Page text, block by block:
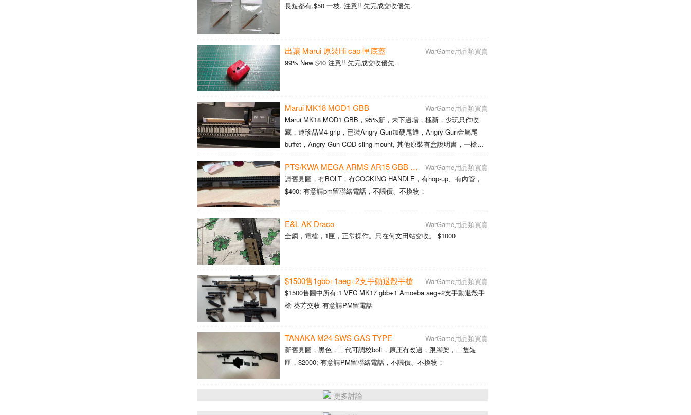
長短都有,$50 一枝. 注意!! 先完成交收優先.
WarGame用品類買賣
出讓 Marui 原裝Hi cap 匣底蓋
99% New $40 注意!! 先完成交收優先.
WarGame用品類買賣
Marui MK18 MOD1 GBB
Marui MK18 MOD1 GBB，95%新，未下過場，極新，少玩只作收
藏，連珍品M4 grip，已裝Angry Gun加硬尾通，Angry Gun金屬尾
buffet，Angry Gun CQD sling mount, 其他原裝有盒說明書，一槍一
匣冇漏氣，匣氣咀已裝 O-ring, 性能良好 售$3200 有意請PM留電話
WarGame用品類買賣
PTS/KWA MEGA ARMS AR15 GBB 10.5" 上身
請舊見圖，冇BOLT，冇COCKING HANDLE，有hop-up、有內管，
$400; 有意請pm留聯絡電話，不議價、不換物；
WarGame用品類買賣
E&L AK Draco
全鋼，電槍，1匣，正常操作。只在何文田站交收。 $1000
WarGame用品類買賣
$1500售1gbb+1aeg+2支手動退殼手槍
$1500售圖中所有:1 VFC MK17 gbb+1 Amoeba aeg+2支手動退殼手
槍 葵芳交收 有意請PM留電話
WarGame用品類買賣
TANAKA M24 SWS GAS TYPE
新舊見圖，黑色，二代可調校bolt，原庄冇改過，跟腳架，二隻短
匣，$2000; 有意請PM留聯絡電話，不議價、不換物；
更多討論